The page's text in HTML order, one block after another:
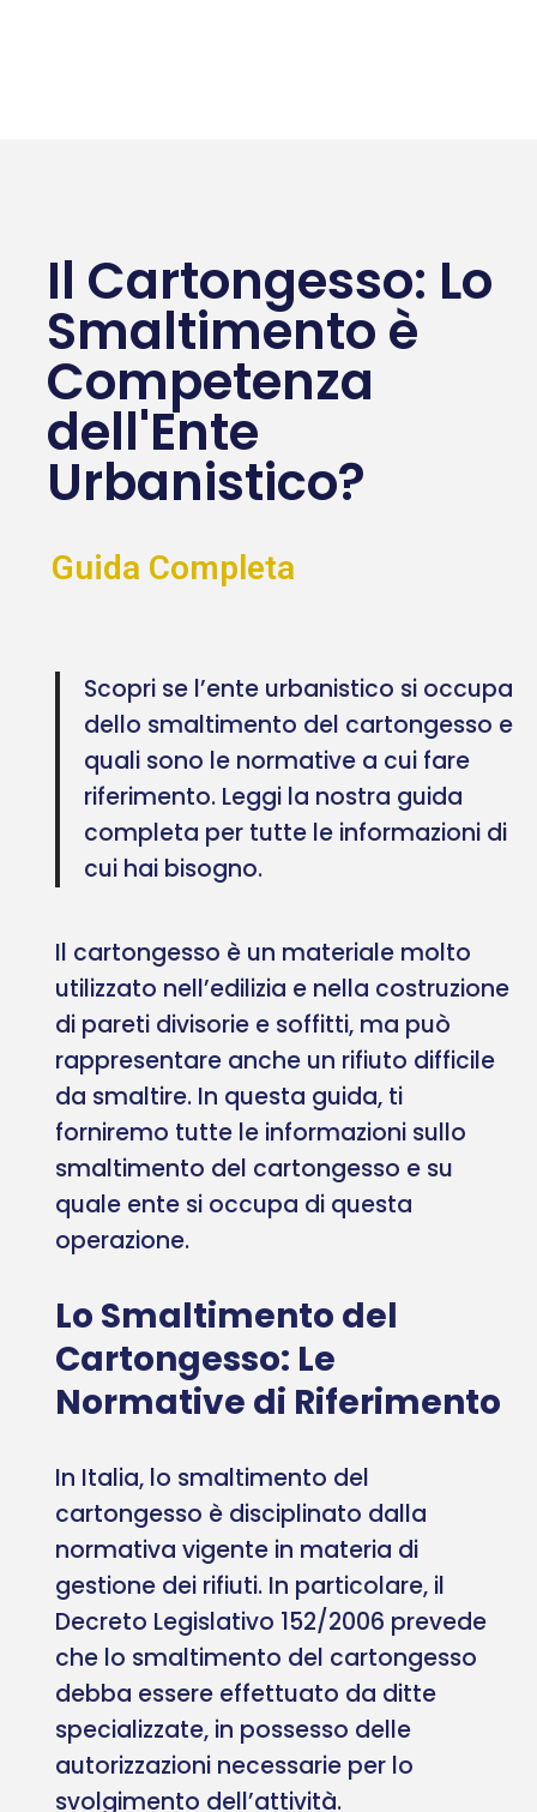
Il Cartongesso: Lo
Smaltimento è
Competenza
dell'Ente
Urbanistico?
Guida Completa
Scopri se l’ente urbanistico si occupa
dello smaltimento del cartongesso e
quali sono le normative a cui fare
riferimento. Leggi la nostra guida
completa per tutte le informazioni di
cui hai bisogno.
Il cartongesso è un materiale molto
utilizzato nell’edilizia e nella costruzione
di pareti divisorie e soffitti, ma può
rappresentare anche un rifiuto difficile
da smaltire. In questa guida, ti
forniremo tutte le informazioni sullo
smaltimento del cartongesso e su
quale ente si occupa di questa
operazione.
Lo Smaltimento del
Cartongesso: Le
Normative di Riferimento
In Italia, lo smaltimento del
cartongesso è disciplinato dalla
normativa vigente in materia di
gestione dei rifiuti. In particolare, il
Decreto Legislativo 152/2006 prevede
che lo smaltimento del cartongesso
debba essere effettuato da ditte
specializzate, in possesso delle
autorizzazioni necessarie per lo
svolgimento dell’attività.